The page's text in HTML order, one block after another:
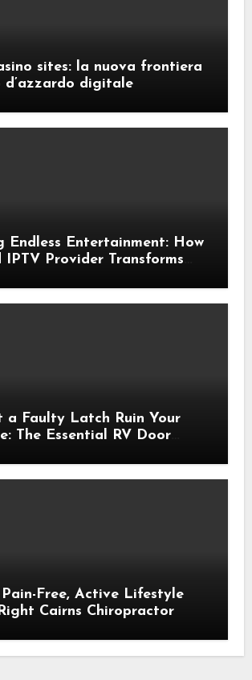
sites: la nuova frontiera
d’azzardo digitale
Endless Entertainment: How
IPTV Provider Transforms
a Faulty Latch Ruin Your
The Essential RV Door
Free, Active Lifestyle
Cairns Chiropractor